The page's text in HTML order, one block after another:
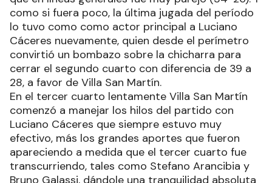
como si fuera poco, la última jugada del período
lo tuvo como como actor principal a Luciano
Cáceres nuevamente, quien desde el perímetro
convirtió un bombazo sobre la chicharra para
cerrar el segundo cuarto con diferencia de 39 a
28, a favor de Villa San Martín.
En el tercer cuarto lentamente Villa San Martín
comenzó a manejar los hilos del partido con
Luciano Cáceres que siempre estuvo muy
efectivo, más los grandes aportes que fueron
apareciendo a medida que el tercer cuarto fue
transcurriendo, tales como Stefano Arancibia y